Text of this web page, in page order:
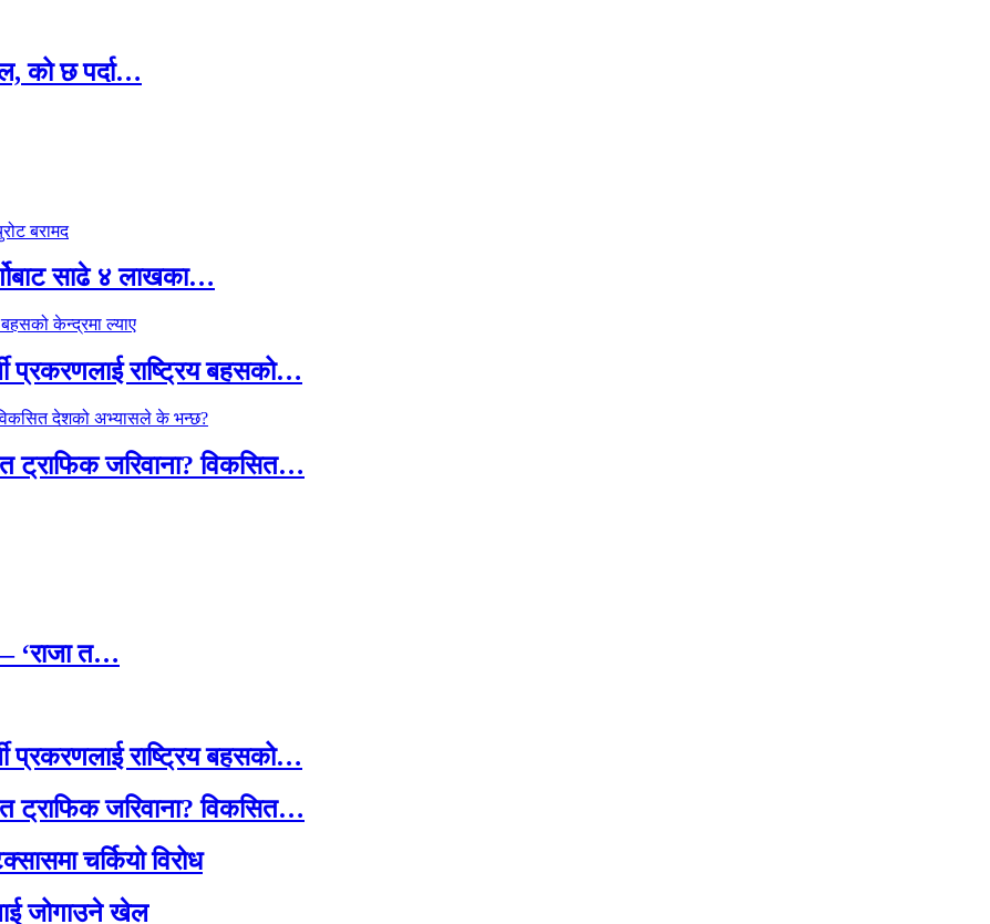
को छ पर्दा…
साढे ४ लाखका…
प्रकरणलाई राष्ट्रिय बहसको…
ट्राफिक जरिवाना? विकसित…
‘राजा त…
प्रकरणलाई राष्ट्रिय बहसको…
ट्राफिक जरिवाना? विकसित…
चर्कियो विरोध
जोगाउने खेल